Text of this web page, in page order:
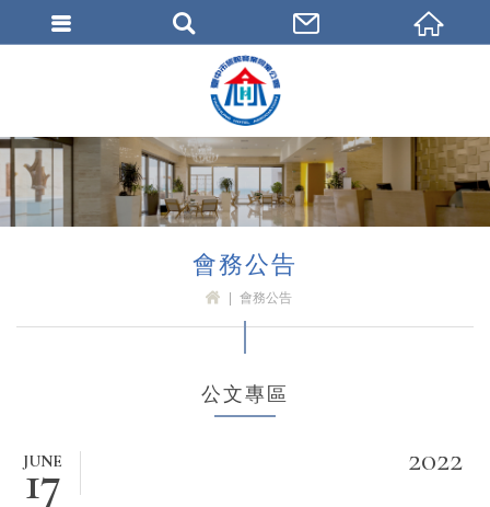
會務公告
會務公告
公文專區
JUNE
17 2022